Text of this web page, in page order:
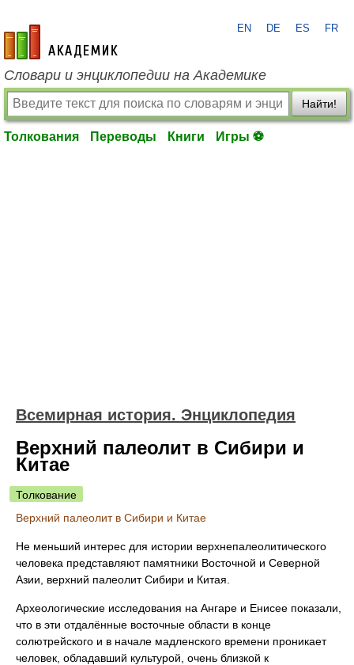
academic.ru
EN DE ES FR
Словари и энциклопедии на Академике
Найти!
Толкования Переводы Книги Игры ⚽
Всемирная история. Энциклопедия
Верхний палеолит в Сибири и
Китае
Толкование
Верхний палеолит в Сибири и Китае
Не меньший интерес для истории верхнепалеолитического
человека представляют памятники Восточной и Северной
Азии, верхний палеолит Сибири и Китая.
Археологические исследования на Ангаре и Енисее показали,
что в эти отдалённые восточные области в конце
солютрейского и в начале мадленского времени проникает
человек, обладавший культурой, очень близкой к